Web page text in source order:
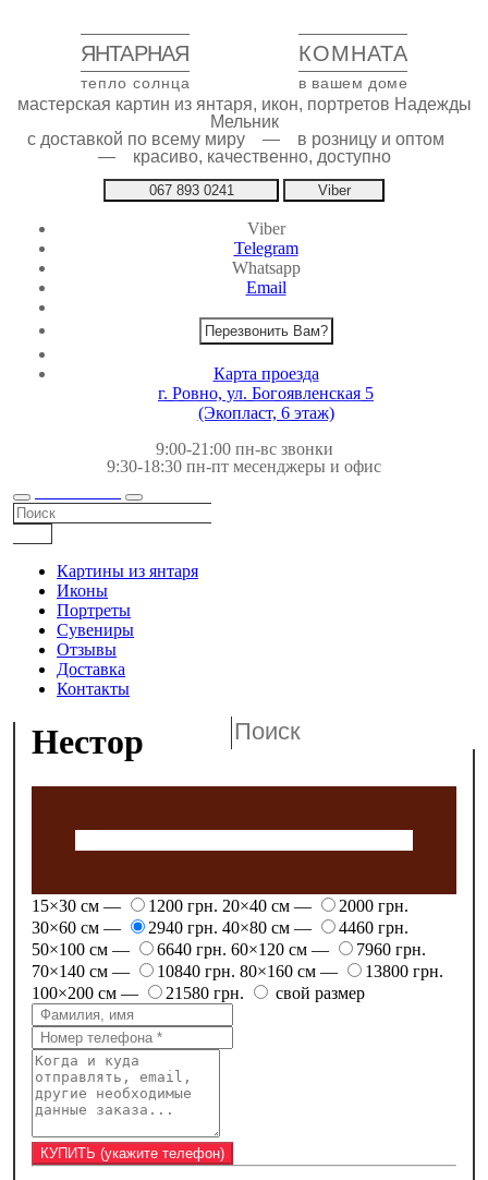
ЯНТАРНАЯ КОМНАТА
тепло солнца в вашем доме
мастерская картин из янтаря, икон, портретов Надежды
Мельник
с доставкой по всему миру — в розницу и оптом
— красиво, качественно, доступно
067 893 0241 Viber
Viber
Telegram
Whatsapp
Email
Перезвонить Вам?
Карта проезда
г. Ровно, ул. Богоявленская 5
(Экопласт, 6 этаж)
9:00-21:00 пн-вс звонки
9:30-18:30 пн-пт месенджеры и офис
Картины из янтаря
Иконы
Портреты
Сувениры
Отзывы
Доставка
Контакты
Нестор
15×30 см — 1200 грн. 20×40 см —
2000 грн.
30×60 см —
2940 грн. 40×80 см —
4460 грн.
50×100 см —
6640 грн. 60×120 см —
7960 грн.
70×140 см —
10840 грн. 80×160 см —
13800 грн.
100×200 см —
21580 грн. свой размер